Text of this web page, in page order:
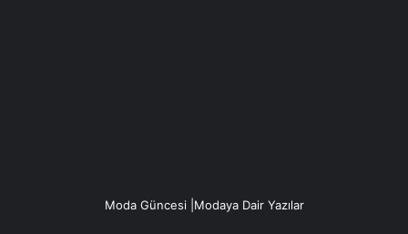
Moda Güncesi |Modaya Dair Yazılar